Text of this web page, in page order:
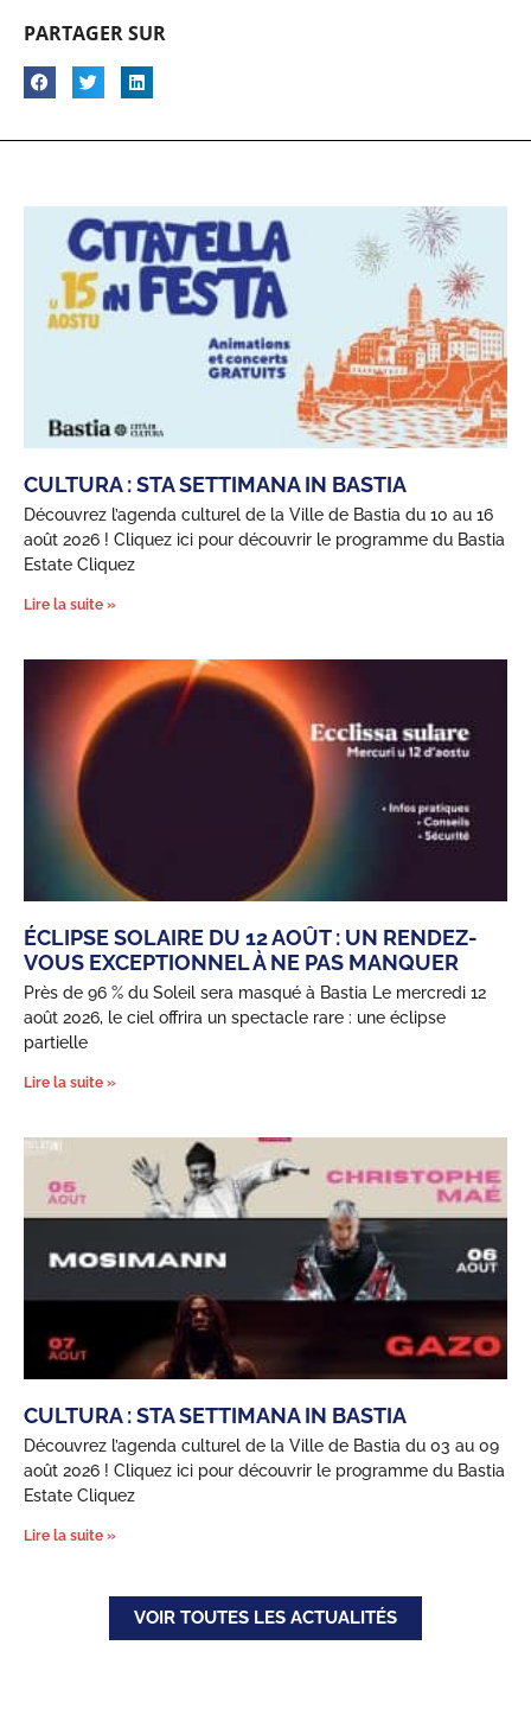
PARTAGER SUR
CULTURA : STA SETTIMANA IN BASTIA
Découvrez l’agenda culturel de la Ville de Bastia du 10 au 16
août 2026 ! Cliquez ici pour découvrir le programme du Bastia
Estate Cliquez
Lire la suite »
ÉCLIPSE SOLAIRE DU 12 AOÛT : UN RENDEZ-
VOUS EXCEPTIONNEL À NE PAS MANQUER
Près de 96 % du Soleil sera masqué à Bastia Le mercredi 12
août 2026, le ciel offrira un spectacle rare : une éclipse
partielle
Lire la suite »
CULTURA : STA SETTIMANA IN BASTIA
Découvrez l’agenda culturel de la Ville de Bastia du 03 au 09
août 2026 ! Cliquez ici pour découvrir le programme du Bastia
Estate Cliquez
Lire la suite »
VOIR TOUTES LES ACTUALITÉS